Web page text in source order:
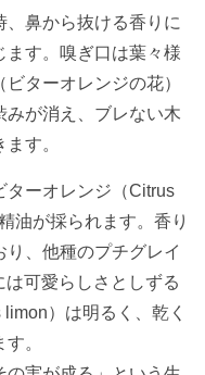
鼻から抜ける香りに
ます。嗅ぎ口は葉々様
ターオレンジの花）
が消え、ブレない木
す。
ターオレンジ（Citrus
油が採られます。香り
、他種のプチグレイ
可愛らしさとしずる
）は明るく、乾く
。